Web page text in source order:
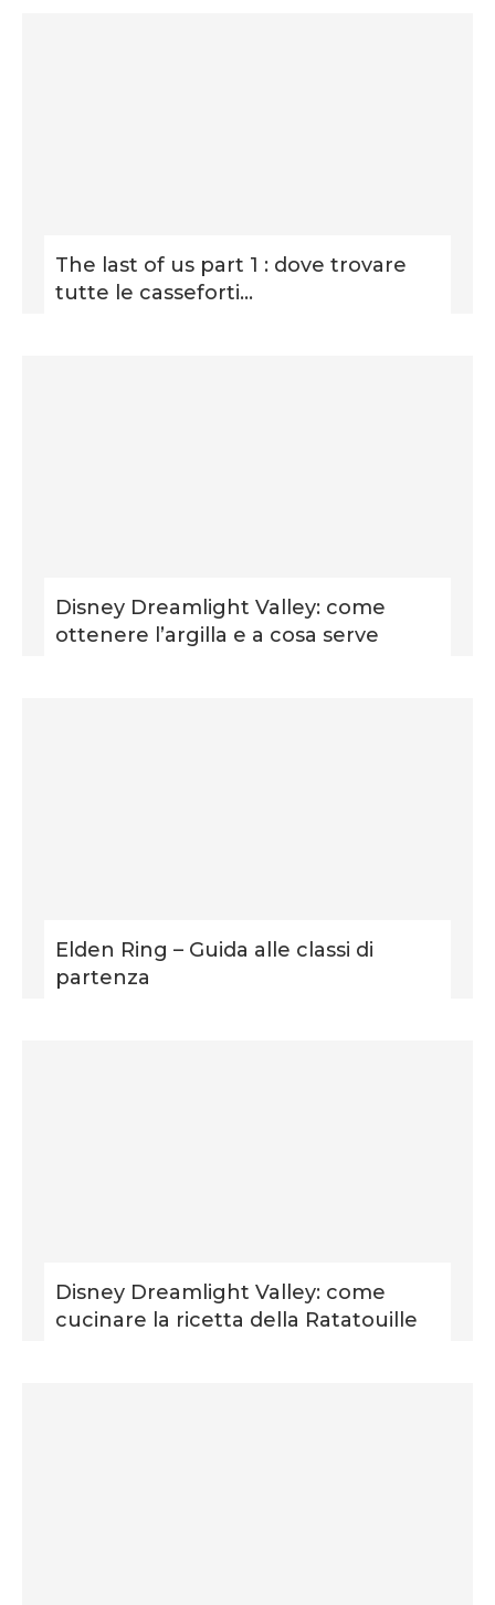
The last of us part 1 : dove trovare
tutte le casseforti...
Disney Dreamlight Valley: come
ottenere l’argilla e a cosa serve
Elden Ring – Guida alle classi di
partenza
Disney Dreamlight Valley: come
cucinare la ricetta della Ratatouille